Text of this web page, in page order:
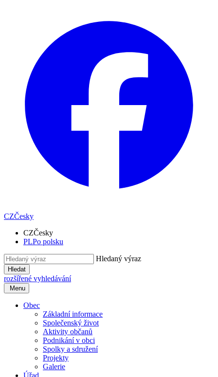
CZČesky
CZČesky
PLPo polsku
Hledaný výraz
Hledat
rozšířené vyhledávání
Menu
Obec
Základní informace
Společenský život
Aktivity občanů
Podnikání v obci
Spolky a sdružení
Projekty
Galerie
Úřad